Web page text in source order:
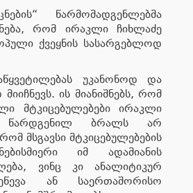
წარმომადგენლებმა
რომ ირაკლი ჩიხლაძე
ქვეყნის სასარგებლოდ
უკანონოდ და
ის მიანიშნებს, რომ
მტკიცებულებები ირაკლი
წარდგენილ ბრალს არ
მსგავსი მტკიცებულებების
იმ ადამიანის
ვინც კი ანალიტიკურ
ან საერთაშორისო